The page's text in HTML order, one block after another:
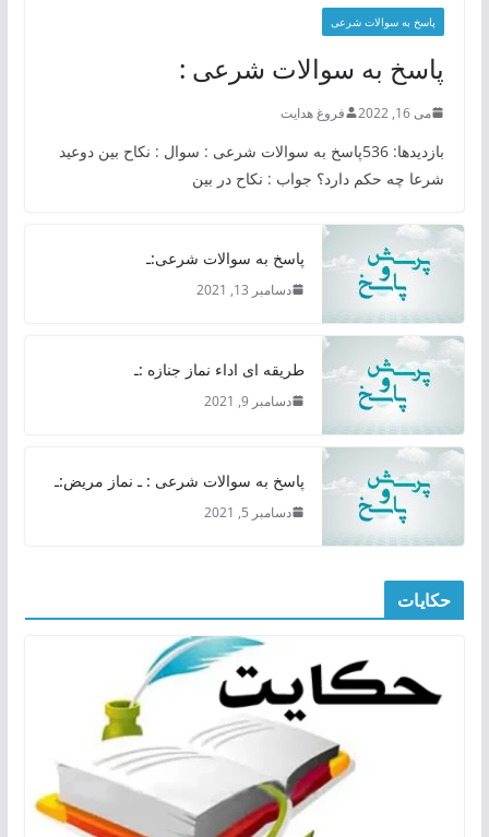
پاسخ به سوالات شرعی
پاسخ به سوالات شرعی :
می 16, 2022 فروغ هدایت
بازدیدها: 536پاسخ به سوالات شرعی : سوال : نکاح بین دوعید
شرعا چه حکم دارد؟ جواب : نکاح در بین
پاسخ به سوالات شرعی:ـ
دسامبر 13, 2021
طریقه ای اداء نماز جنازه :ـ
دسامبر 9, 2021
پاسخ به سوالات شرعی : ـ نماز مریض:ـ
دسامبر 5, 2021
حکایات